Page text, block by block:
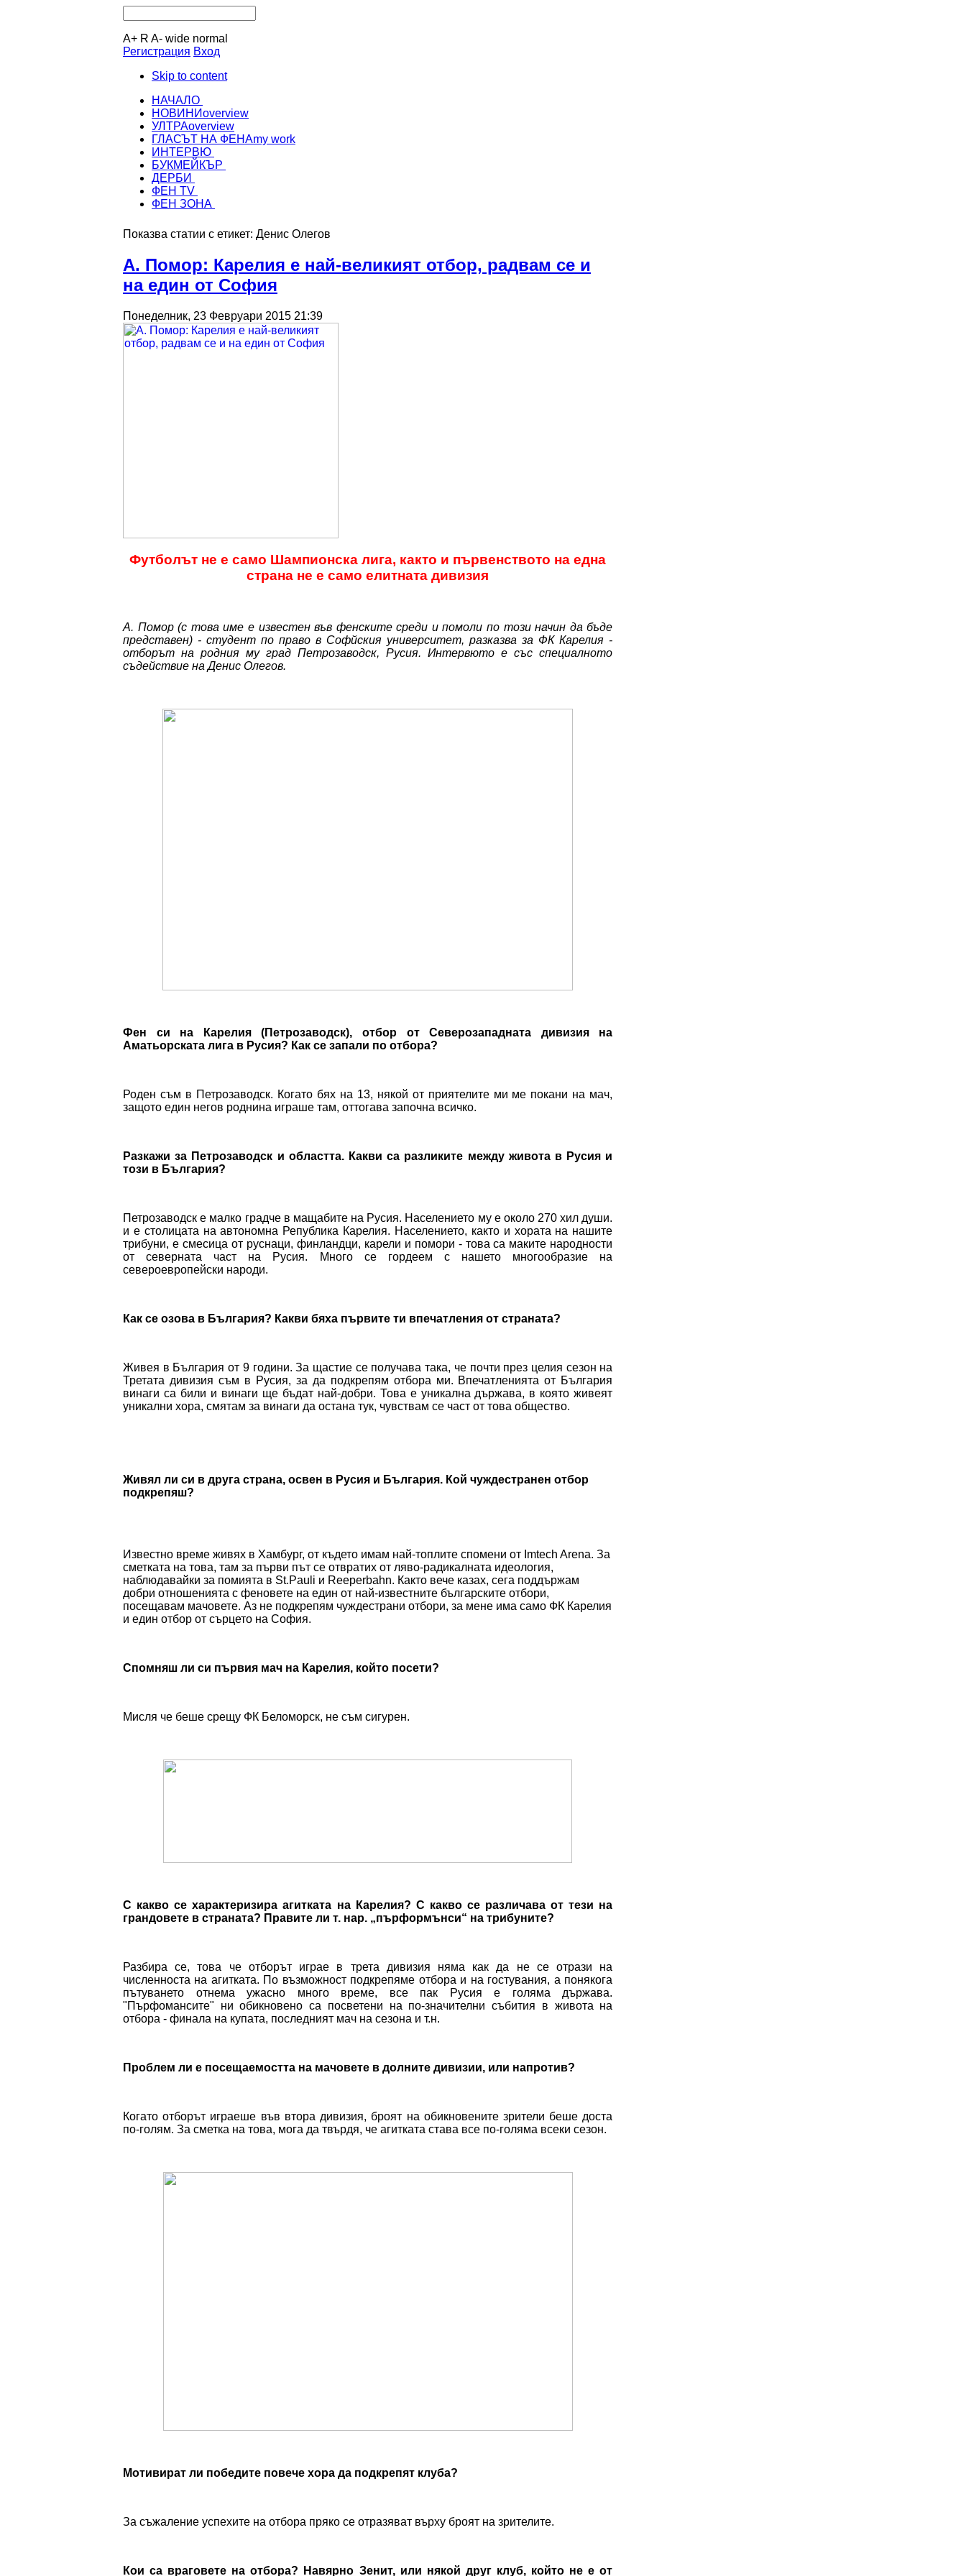
A+ R A- wide normal
Регистрация Вход
Skip to content
НАЧАЛО
НОВИНИoverview
УЛТРАoverview
ГЛАСЪТ НА ФЕНАmy work
ИНТЕРВЮ
БУКМЕЙКЪР
ДЕРБИ
ФЕН TV
ФЕН ЗОНА
Показва статии с етикет: Денис Олегов
А. Помор: Карелия е най-великият отбор, радвам се и
на един от София
Понеделник, 23 Февруари 2015 21:39
Футболът не е само Шампионска лига, както и първенството на една
страна не е само елитната дивизия
А. Помор (с това име е известен във фенските среди и помоли по този начин да бъде
представен) - студент по право в Софйския университет, разказва за ФК Карелия -
отборът на родния му град Петрозаводск, Русия. Интервюто е със специалното
съдействие на Денис Олегов.
Фен си на Карелия (Петрозаводск), отбор от Северозападната дивизия на
Аматьорската лига в Русия? Как се запали по отбора?
Роден съм в Петрозаводск. Когато бях на 13, някой от приятелите ми ме покани на мач,
защото един негов роднина играше там, оттогава започна всичко.
Разкажи за Петрозаводск и областта. Какви са разликите между живота в Русия и
този в България?
Петрозаводск е малко градче в мащабите на Русия. Населението му е около 270 хил души.
и е столицата на автономна Република Карелия. Населението, както и хората на нашите
трибуни, е смесица от руснаци, финландци, карели и помори - това са маките народности
от северната част на Русия. Много се гордеем с нашето многообразие на
североевропейски народи.
Как се озова в България? Какви бяха първите ти впечатления от страната?
Живея в България от 9 години. За щастие се получава така, че почти през целия сезон на
Третата дивизия съм в Русия, за да подкрепям отбора ми. Впечатленията от България
винаги са били и винаги ще бъдат най-добри. Това е уникална държава, в която живеят
уникални хора, смятам за винаги да остана тук, чувствам се част от това общество.
Живял ли си в друга страна, освен в Русия и България. Кой чуждестранен отбор
подкрепяш?
Известно време живях в Хамбург, от където имам най-топлите спомени от Imtech Arena. За
сметката на това, там за първи път се отвратих от ляво-радикалната идеология,
наблюдавайки за помията в St.Pauli и Reeperbahn. Както вече казах, сега поддържам
добри отношенията с феновете на един от най-известните българските отбори,
посещавам мачовете. Аз не подкрепям чуждестрани отбори, за мене има само ФК Карелия
и един отбор от сърцето на София.
Спомняш ли си първия мач на Карелия, който посети?
Мисля че беше срещу ФК Беломорск, не съм сигурен.
С какво се характеризира агитката на Карелия? С какво се различава от тези на
грандовете в страната? Правите ли т. нар. „пърформънси“ на трибуните?
Разбира се, това че отборът играе в трета дивизия няма как да не се отрази на
численноста на агитката. По възможност подкрепяме отбора и на гостувания, а понякога
пътуването отнема ужасно много време, все пак Русия е голяма държава.
"Пърфомансите" ни обикновено са посветени на по-значителни събития в живота на
отбора - финала на купата, последният мач на сезона и т.н.
Проблем ли е посещаемостта на мачовете в долните дивизии, или напротив?
Когато отборът играеше във втора дивизия, броят на обикновените зрители беше доста
по-голям. За сметка на това, мога да твърдя, че агитката става все по-голяма всеки сезон.
Мотивират ли победите повече хора да подкрепят клуба?
За съжаление успехите на отбора пряко се отразяват върху броят на зрителите.
Кои са враговете на отбора? Навярно Зенит, или някой друг клуб, който не е от